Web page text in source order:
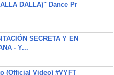
DALLA)" Dance Pr
SECRETA Y EN
- Y...
(Official Video) #VYFT